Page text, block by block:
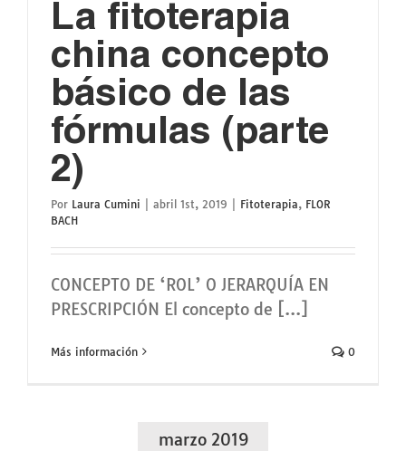
La fitoterapia
china concepto
básico de las
fórmulas (parte
2)
Por Laura Cumini abril 1st, 2019 Fitoterapia, FLOR
BACH
CONCEPTO DE ‘ROL’ O JERARQUÍA EN
PRESCRIPCIÓN El concepto de [...]
Más información 0
marzo 2019